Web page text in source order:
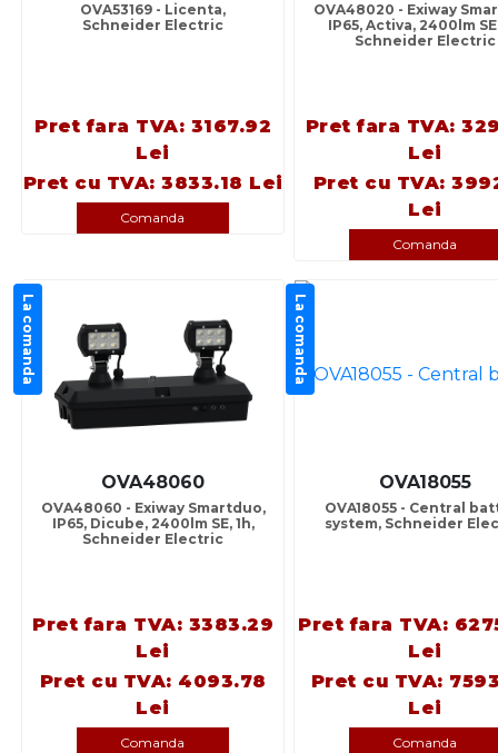
OVA53169 - Licenta,
Schneider Electric
Pret fara TVA: 3167.92
Lei
Pret cu TVA: 3833.18 Lei
Comanda
OVA48020 - Exiway
IP65, Activa, 2400lm
Schneider Electric
Pret fara TVA:
Lei
Pret cu TVA:
Lei
Comanda
La comanda
OVA48060
OVA48060 - Exiway Smartduo,
IP65, Dicube, 2400lm SE, 1h,
Schneider Electric
Pret fara TVA: 3383.29
Lei
Pret cu TVA: 4093.78
Lei
Comanda
La comanda
OVA18055
OVA18055 - Central
system, Schneider
Pret fara TVA:
Lei
Pret cu TVA:
Lei
Comanda